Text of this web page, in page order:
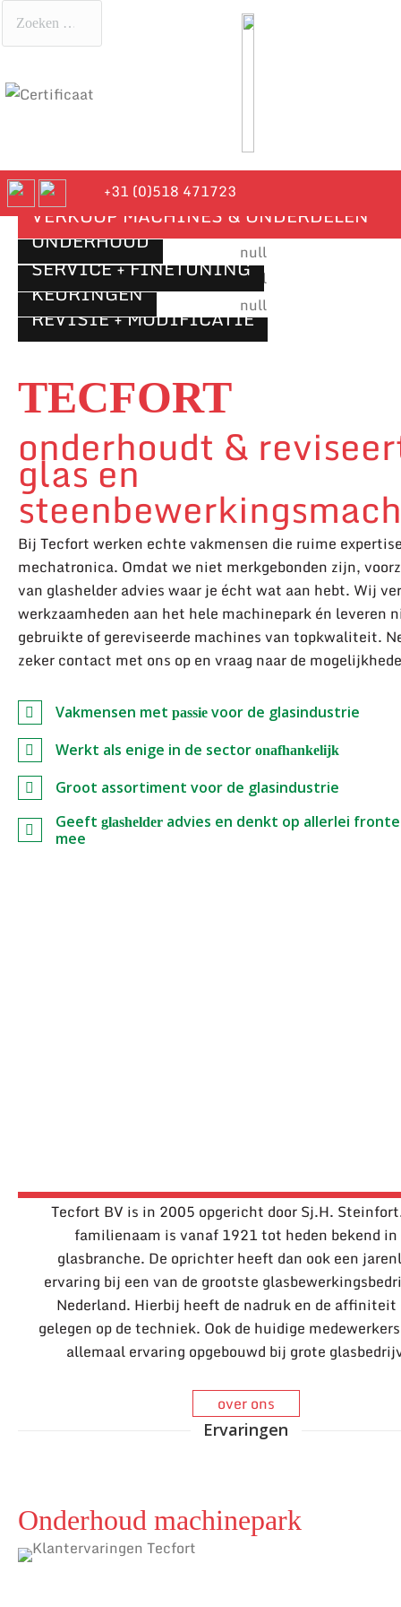
+31 (0)518 471723
VERKOOP MACHINES & ONDERDELEN
ONDERHOUD
SERVICE + FINETUNING
KEURINGEN
REVISIE + MODIFICATIE
TECFORT
onderhoudt &
glas en
Bij Tecfort werken echte vakmensen die ruime
mechatronica. Omdat we niet merkgebonden zijn,
van glashelder advies waar je écht wat aan hebt. Wij
werkzaamheden aan het hele machinepark én leveren
gebruikte of gereviseerde machines van topkwaliteit.
zeker contact met ons op en vraag naar de
Vakmensen met passie voor de glasindustrie
Werkt als enige in de sector onafhankelijk
Groot assortiment voor de glasindustrie
Geeft glashelder advies en denkt op allerlei
mee
Tecfort BV is in 2005 opgericht door Sj.H.
familienaam is vanaf 1921 tot heden bekend in
glasbranche. De oprichter heeft dan ook een
ervaring bij een van de grootste
Nederland. Hierbij heeft de nadruk en de
gelegen op de techniek. Ook de huidige
allemaal ervaring opgebouwd bij grote
over ons
Ervaringen
Onderhoud machinepark